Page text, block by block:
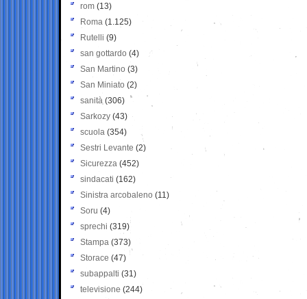
rom (13)
Roma (1.125)
Rutelli (9)
san gottardo (4)
San Martino (3)
San Miniato (2)
sanità (306)
Sarkozy (43)
scuola (354)
Sestri Levante (2)
Sicurezza (452)
sindacati (162)
Sinistra arcobaleno (11)
Soru (4)
sprechi (319)
Stampa (373)
Storace (47)
subappalti (31)
televisione(244)